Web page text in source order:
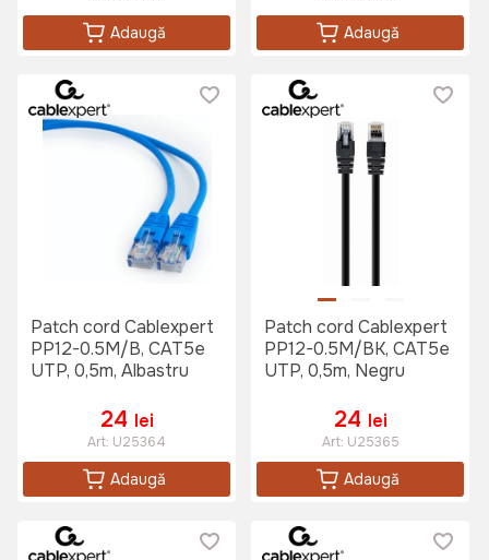
Adaugă Adaugă
Patch cord Cablexpert
PP12-0.5M/B, CAT5e
UTP, 0,5m, Albastru
24 lei
Art: U25364
Adaugă
Patch cord Cablexpert
PP12-0.5M/BK, CAT5e
UTP, 0,5m, Negru
24 lei
Art: U25365
Adaugă